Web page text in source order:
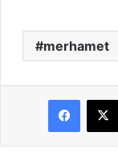
merhamet